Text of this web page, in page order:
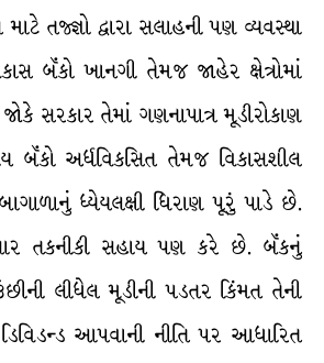
તજ્જ્ઞો દ્વારા સલાહની પણ વ્યવસ્થા
બૅંકો ખાનગી તેમજ જાહેર ક્ષેત્રોમાં
સરકાર તેમાં ગણનાપાત્ર મૂડીરોકાણ
બૅંકો અર્ધવિકસિત તેમજ વિકાસશીલ
ધ્યેયલક્ષી ધિરાણ પૂરું પાડે છે.
તકનીકી સહાય પણ કરે છે. બૅંકનું
લીધેલ મૂડીની પડતર કિંમત તેની
આપવાની નીતિ પર આધારિત